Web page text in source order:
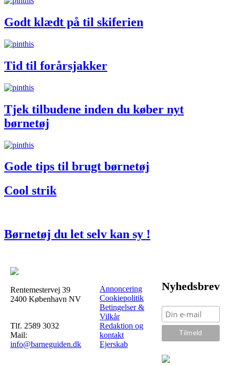
Godt klædt på til skiferien
Tid til forårsjakker
Tjek tilbudene inden du køber nyt
børnetøj
Gode tips til brugt børnetøj
Cool strik
Børnetøj du let selv kan sy !
Rentemestervej 39
2400 København NV
Tlf. 2589 3032
Mail:
info@barneguiden.dk
Annoncering
Cookiepolitik
Betingelser &
Vilkår
Redaktion og
kontakt
Ejerskab
Nyhedsbrev